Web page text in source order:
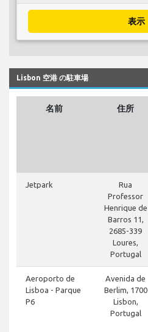
表示
Lisbon 空港 の駐車場
名前 住所
Jetpark
Rua
Professor
Henrique de
Barros 11,
2685-339
Loures,
Portugal
Aeroporto de
Lisboa - Parque
P6
Avenida de
Berlim, 1700
Lisbon,
Portugal